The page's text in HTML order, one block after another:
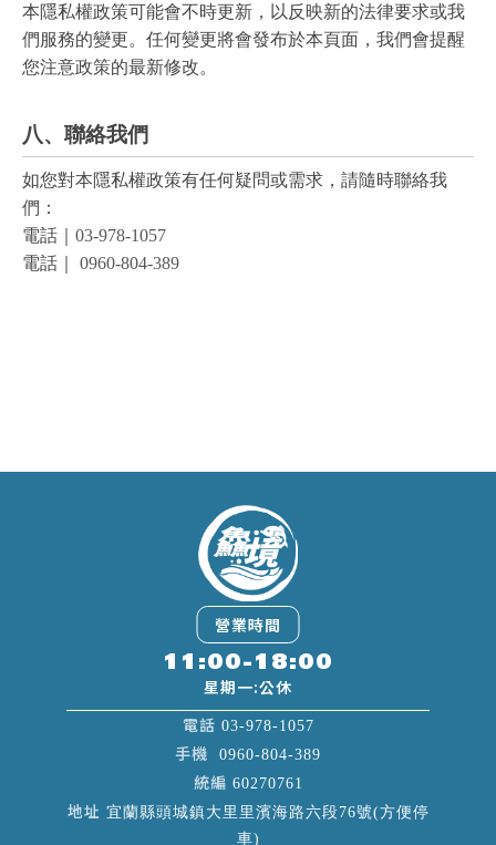
本隱私權政策可能會不時更新，以反映新的法律要求或我
們服務的變更。任何變更將會發布於本頁面，我們會提醒
您注意政策的最新修改。
八、聯絡我們
如您對本隱私權政策有任何疑問或需求，請隨時聯絡我
們：
電話｜ 03-978-1057
電話｜
0960-804-389
03-978-1057
0960-804-389
11:00-18:00
60270761
宜蘭縣頭城鎮大里里濱海路六段76號(方便停
車)